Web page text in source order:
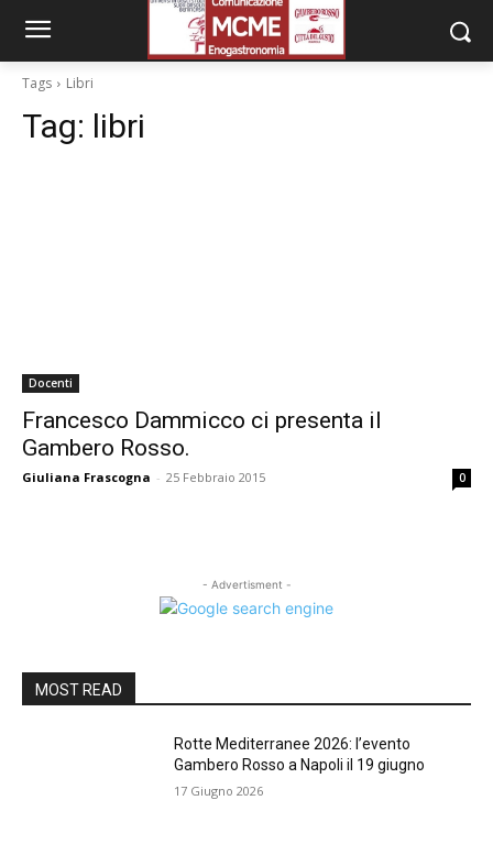
Tags Libri
Tag: libri
Docenti
Francesco Dammicco ci presenta il
Gambero Rosso.
Giuliana Frascogna - 25 Febbraio 2015 0
- Advertisment -
MOST READ
Rotte Mediterranee 2026: l’evento
Gambero Rosso a Napoli il 19 giugno
17 Giugno 2026